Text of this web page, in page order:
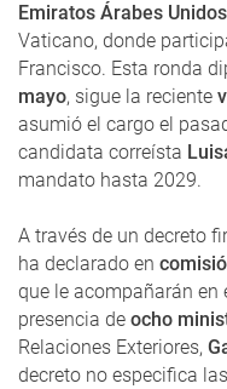
Emiratos Árabes Unidos
Vaticano, donde
Francisco. Esta ronda
mayo, sigue la reciente
asumió el cargo el
candidata correísta
mandato hasta 2029.
A través de un decreto
ha declarado en
que le acompañarán
presencia de ocho
Relaciones Exteriores,
decreto no especifica las